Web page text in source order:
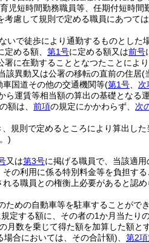
児短時間勤務職員等、任期付短時間
慮して規則で定める職員にあつて
で徒歩により通勤するものとした
定める額、 第1号に定める額又は前号
に在勤することとなつたことによ
該異動又は公署の移転の直前の住居(
国道その他の交通機関等(第1号 次
ら運賃等相当額の算出の基礎となる
額は、 前項の規定にかかわらず、 次
規則で定めるところにより算出し
)
又は第3号に掲げる職員で、当該適
の利用に係る特別料金等を負担す
る職員との権衡上必要があると認
めの自動車等を駐車することがで
規定する額に、その者の1か月当たり
月数を乗じて得た額を加算した額とす
場合においては、その合計額) 第2